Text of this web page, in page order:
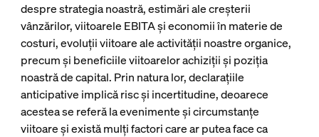
despre strategia noastră, estimări ale creșterii
vânzărilor, viitoarele EBITA și economii în materie de
costuri, evoluții viitoare ale activității noastre organice,
precum și beneficiile viitoarelor achiziții și poziția
noastră de capital. Prin natura lor, declarațiile
anticipative implică risc și incertitudine, deoarece
acestea se referă la evenimente și circumstanțe
viitoare și există mulți factori care ar putea face ca